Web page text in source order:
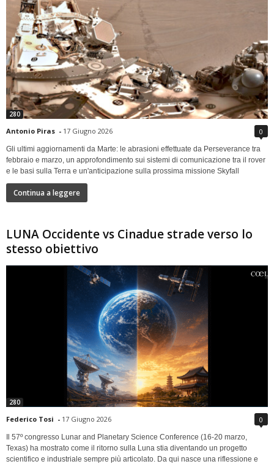
280
Antonio Piras - 17 Giugno 2026 0
Gli ultimi aggiornamenti da Marte: le abrasioni effettuate da Perseverance tra
febbraio e marzo, un approfondimento sui sistemi di comunicazione tra il rover
e le basi sulla Terra e un'anticipazione sulla prossima missione Skyfall
Continua a leggere
LUNA Occidente vs Cinadue strade verso lo
stesso obiettivo
280
Federico Tosi - 17 Giugno 2026 0
Il 57º congresso Lunar and Planetary Science Conference (16-20 marzo,
Texas) ha mostrato come il ritorno sulla Luna stia diventando un progetto
scientifico e industriale sempre più articolato. Da qui nasce una riflessione e